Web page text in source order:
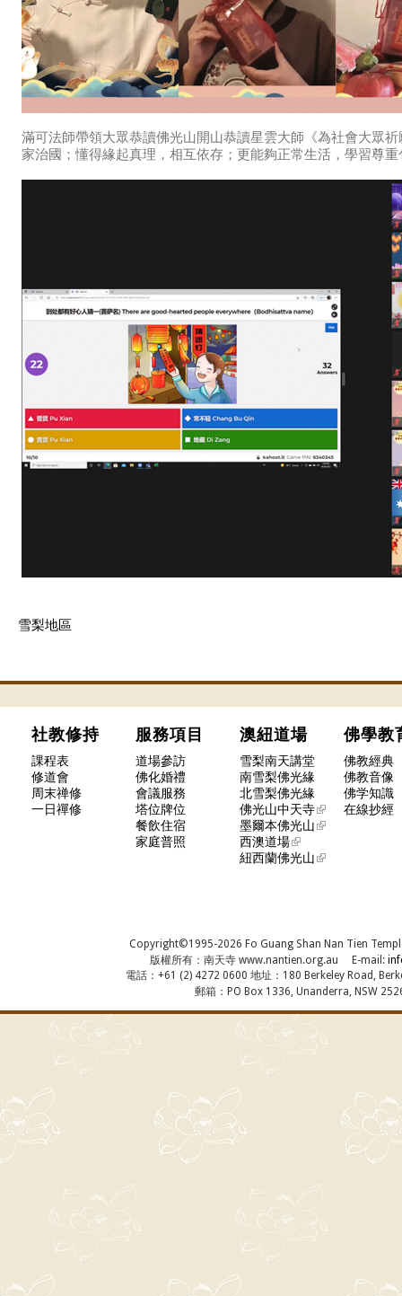
滿可法師帶領大眾恭讀佛光山開山恭讀星雲大師《為社會大眾
家治國；懂得緣起真理，相互依存；更能夠正常生活，學習尊
雪梨地區
社教修持 服務項目 澳紐道場 佛學
課程表 道場參訪 雪梨南天講堂
佛教經典
修道會
佛化婚禮 南雪梨佛光緣
佛教音像
周末禅修
會議服務 北雪梨佛光緣
佛学知識
一日禪修
塔位牌位 佛光山中天寺
在線抄經
餐飲住宿
墨爾本佛光山
家庭普照
西澳道場
紐西蘭佛光山
Copyright©1995-2026 Fo Guang Shan Nan Tien
版權所有：南天寺 www.nantien.org.au E-mail:
電話：+61 (2) 4272 0600 地址：180 Berkeley Road,
郵箱：PO Box 1336, Unanderra, NSW